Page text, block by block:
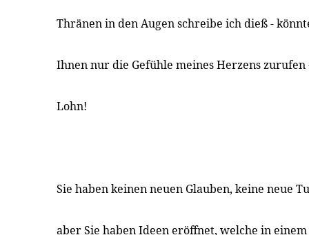
Thränen in den Augen schreibe ich dieß -
Ihnen nur die Gefühle meines Herzens zurufen
Lohn!
Sie haben keinen neuen Glauben, keine neue
aber Sie haben Ideen eröffnet, welche in